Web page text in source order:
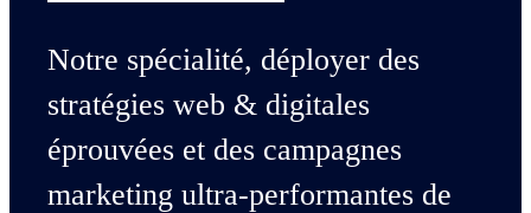
Notre spécialité, déployer des
stratégies web & digitales
éprouvées et des campagnes
marketing ultra-performantes de